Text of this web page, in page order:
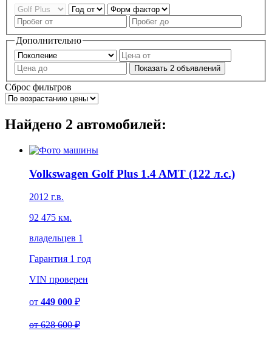
Дополнительно
Показать 2 объявлений
Сброс фильтров
Найдено 2 автомобилей:
Volkswagen Golf Plus 1.4 AMT (122 л.с.)
2012 г.в.
92 475 км.
владельцев 1
Гарантия 1 год
VIN проверен
от 449 000 ₽
от628 600 ₽